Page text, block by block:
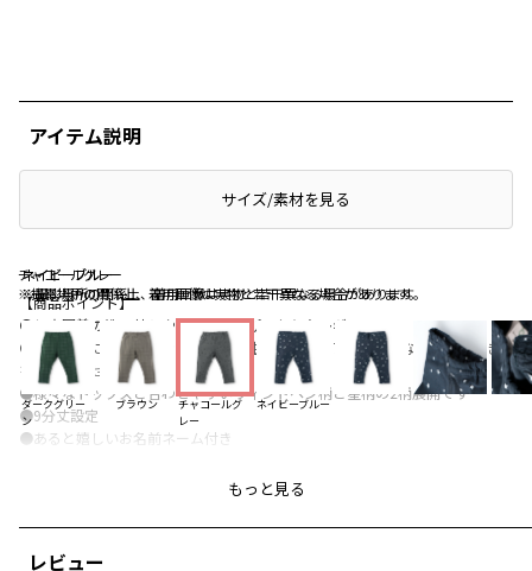
チャコールグレー
※撮影場所の関係上、着用画像は実物と若干異なる場合があります。
ネイビーブルー
※撮影場所の関係上、着用画像は実物と若干異なる場合があります。
ネイビーブルー
ダークグリー
ン
ブラウン
チャコールグ
レー
ネイビーブルー
レビュー
アイテム説明
サイズ/素材を見る
【商品ポイント】
●保育園着の洗い替えや外遊び着にぴったりなレギンス
●縦にも横にもストレッチが効いた生地を使用、アクティブなお子様の動き
を邪魔しません
●様々なトップスと合わせやすいウィンドペン柄と星柄の2柄展開です
●9分丈設定
●あると嬉しいお名前ネーム付き
伸縮性：なし
もっと見る